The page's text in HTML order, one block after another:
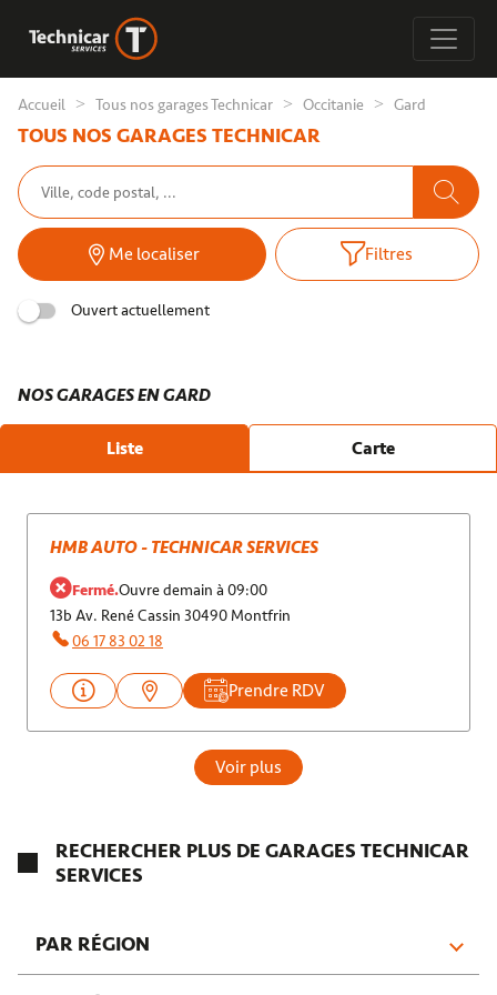
Accueil Tous nos garages Technicar Occitanie Gard
TOUS NOS GARAGES TECHNICAR
Me localiser Filtres
Ouvert actuellement
NOS GARAGES EN GARD
Liste Carte
HMB AUTO - TECHNICAR SERVICES
Fermé.Ouvre demain à 09:00
13b Av. René Cassin 30490 Montfrin
06 17 83 02 18
Prendre RDV
Voir plus
RECHERCHER PLUS DE GARAGES TECHNICAR
SERVICES
PAR RÉGION